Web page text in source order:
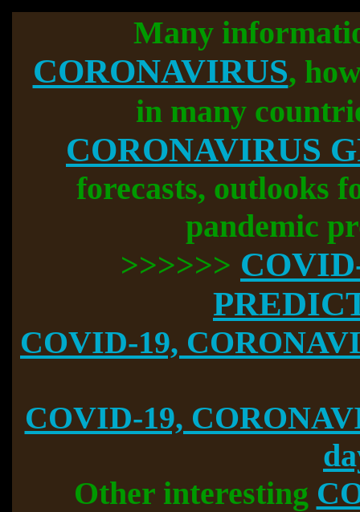
Many
CORONAVIRUS,
in many
CORONAVIRUS
forecasts, outlooks
pandemic
>>>>>>
COVID-19,
COVID-19,
Other interesting